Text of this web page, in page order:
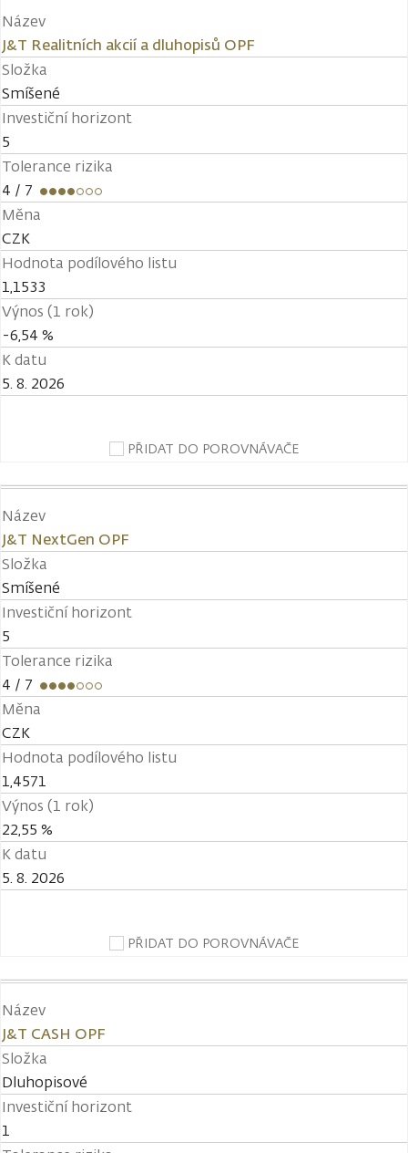
Název
J&T Realitních akcií a dluhopisů OPF
Složka
Smíšené
Investiční horizont
5
Tolerance rizika
4 / 7
Měna
CZK
Hodnota podílového listu
1,1533
Výnos (1 rok)
-6,54 %
K datu
5. 8. 2026
PŘIDAT DO POROVNÁVAČE
Název
J&T NextGen OPF
Složka
Smíšené
Investiční horizont
5
Tolerance rizika
4 / 7
Měna
CZK
Hodnota podílového listu
1,4571
Výnos (1 rok)
22,55 %
K datu
5. 8. 2026
PŘIDAT DO POROVNÁVAČE
Název
J&T CASH OPF
Složka
Dluhopisové
Investiční horizont
1